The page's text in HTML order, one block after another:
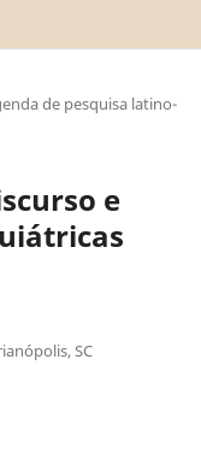
de pesquisa latino-
e
SC